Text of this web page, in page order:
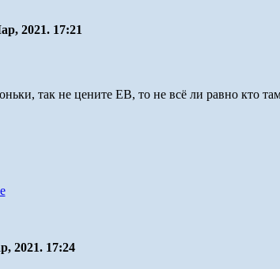
2021. 17:21
так не цените ЕВ, то не всё ли равно кто
2021. 17:24